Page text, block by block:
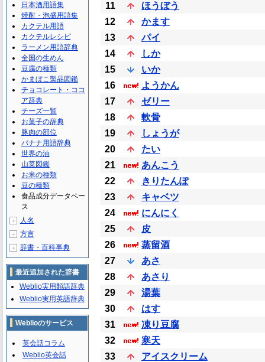
11
ほうぼう
12
かます
13
パイ
14
しか
15
いか
16
ようかん
17
ゼリー
18
軟骨
19
しょうが
20
たい
21
あんこう
22
きりたんぽ
23
キャベツ
24
にんにく
25
皮
26
蒸留酒
27
あさ
28
あさり
29
湯葉
30
はす
31
凍り豆腐
32
寒天
33
アイスクリーム
日本酒用語集
焼酎・泡盛用語集
カクテル用語
カクテルレシピ
ラーメン用語辞典
全国の生めん
豆腐の種類
かまぼこ製品図鑑
チョコレート・ココ
ア辞典
チーズ一覧
お菓子の辞典
豚肉の部位
バナナ用語辞典
世界の油
山菜図鑑
お米の種類
豆の種類
食品成分データベー
ス
＋ 人名
＋ 方言
＋ 辞書・百科事典
最近追加された辞書
Weblio実用類語辞典
Weblio実用英語辞典
Weblioのサービス
英会話コラム
Weblio英会話